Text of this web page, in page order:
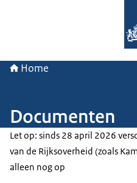
Home
Documenten
Let op: sinds 28 april 2026
van de Rijksoverheid (zoals
alleen nog op